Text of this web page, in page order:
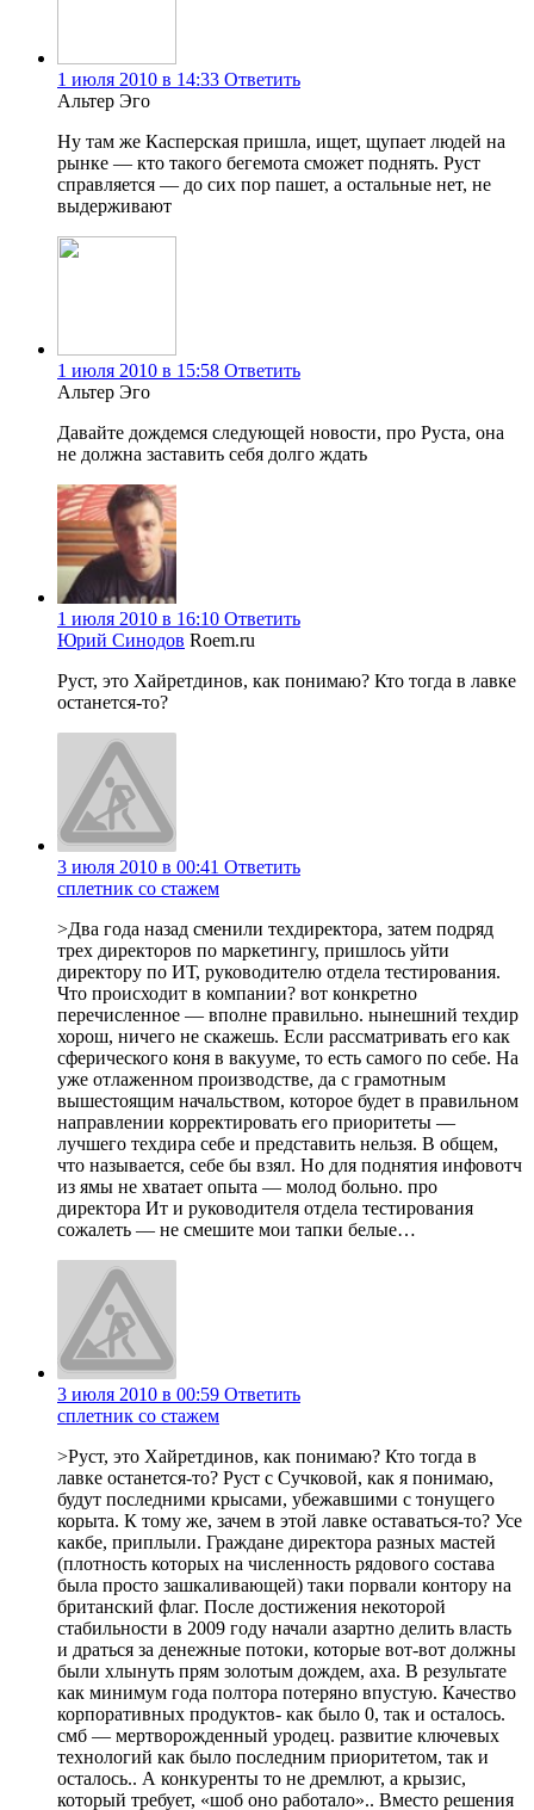
1 июля 2010 в 14:33 Ответить
Альтер Эго
Ну там же Касперская пришла, ищет, щупает людей на
рынке — кто такого бегемота сможет поднять. Руст
справляется — до сих пор пашет, а остальные нет, не
выдерживают
1 июля 2010 в 15:58 Ответить
Альтер Эго
Давайте дождемся следующей новости, про Руста, она
не должна заставить себя долго ждать
1 июля 2010 в 16:10 Ответить
Юрий Синодов Roem.ru
Руст, это Хайретдинов, как понимаю? Кто тогда в лавке
останется-то?
3 июля 2010 в 00:41 Ответить
сплетник со стажем
>Два года назад сменили техдиректора, затем подряд
трех директоров по маркетингу, пришлось уйти
директору по ИТ, руководителю отдела тестирования.
Что происходит в компании? вот конкретно
перечисленное — вполне правильно. нынешний техдир
хорош, ничего не скажешь. Если рассматривать его как
сферического коня в вакууме, то есть самого по себе. На
уже отлаженном производстве, да с грамотным
вышестоящим начальством, которое будет в правильном
направлении корректировать его приоритеты —
лучшего техдира себе и представить нельзя. В общем,
что называется, себе бы взял. Но для поднятия инфовотч
из ямы не хватает опыта — молод больно. про
директора Ит и руководителя отдела тестирования
сожалеть — не смешите мои тапки белые…
3 июля 2010 в 00:59 Ответить
сплетник со стажем
>Руст, это Хайретдинов, как понимаю? Кто тогда в
лавке останется-то? Руст с Сучковой, как я понимаю,
будут последними крысами, убежавшими с тонущего
корыта. К тому же, зачем в этой лавке оставаться-то? Усе
какбе, приплыли. Граждане директора разных мастей
(плотность которых на численность рядового состава
была просто зашкаливающей) таки порвали контору на
британский флаг. После достижения некоторой
стабильности в 2009 году начали азартно делить власть
и драться за денежные потоки, которые вот-вот должны
были хлынуть прям золотым дождем, аха. В результате
как минимум года полтора потеряно впустую. Качество
корпоративных продуктов- как было 0, так и осталось.
смб — мертворожденный уродец. развитие ключевых
технологий как было последним приоритетом, так и
осталось.. А конкуренты то не дремлют, а крызис,
который требует, «шоб оно работало».. Вместо решения